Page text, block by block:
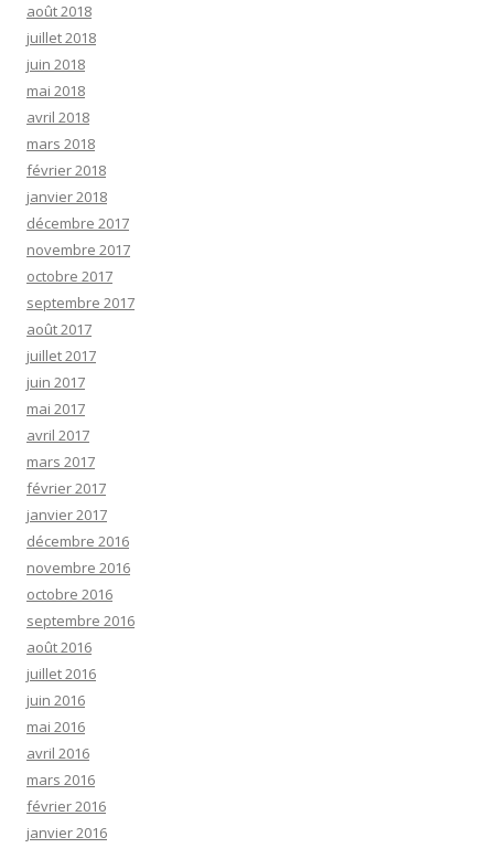
août 2018
juillet 2018
juin 2018
mai 2018
avril 2018
mars 2018
février 2018
janvier 2018
décembre 2017
novembre 2017
octobre 2017
septembre 2017
août 2017
juillet 2017
juin 2017
mai 2017
avril 2017
mars 2017
février 2017
janvier 2017
décembre 2016
novembre 2016
octobre 2016
septembre 2016
août 2016
juillet 2016
juin 2016
mai 2016
avril 2016
mars 2016
février 2016
janvier 2016